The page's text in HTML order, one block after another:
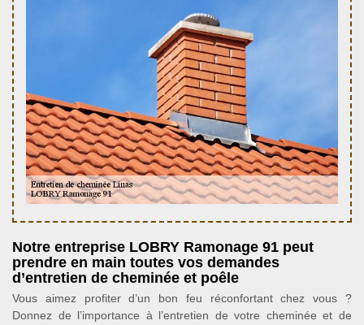
Notre entreprise LOBRY Ramonage 91 peut
prendre en main toutes vos demandes
d’entretien de cheminée et poêle
Vous aimez profiter d’un bon feu réconfortant chez vous ?
Donnez de l’importance à l’entretien de votre cheminée et de